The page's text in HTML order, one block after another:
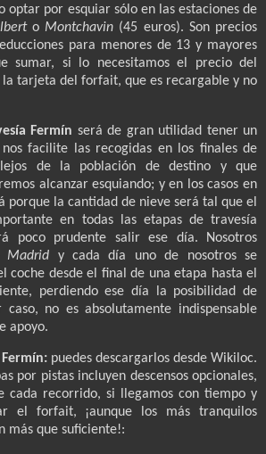
optar por esquiar sólo en las estaciones de
o Montchavin (45 euros). Son precios
para menores de 13 y mayores
sumar, si lo necesitamos el precio del
tarjeta del forfait, que es recargable y no
Fermín será de gran utilidad tener un
facilite las recogidas en los finales de
de la población de destino y que
alcanzar esquiando; y en los casos en
porque la cantidad de nieve será tal que el
en todas las etapas de travesía
poco prudente salir ese día. Nosotros
Madrid y cada día uno de nosotros se
coche desde el final de una etapa hasta el
perdiendo ese día la posibilidad de
caso, no es absolutamente indispensable
apoyo.
Fermín: puedes descargarlos desde Wikiloc.
por pistas incluyen descensos opcionales,
cada recorrido, si llegamos con tiempo y
el forfait, ¡aunque los más tranquilos
más que suficiente!: